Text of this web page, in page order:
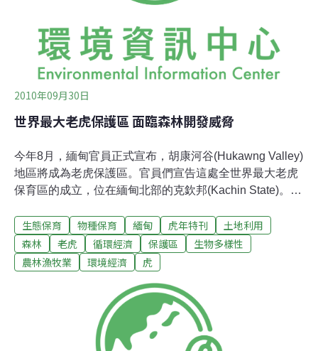
2010年09月30日
世界最大老虎保護區 面臨森林開發威脅
今年8月，緬甸官員正式宣布，胡康河谷(Hukawng Valley)
地區將成為老虎保護區。官員們宣告這處全世界最大老虎
保育區的成立，位在緬甸北部的克欽邦(Kachin State)。世
振奮，這片相當於佛蒙特州大小的保護區，裡面僅剩下
3200隻野生老虎。但不到一個月後，一份由克欽邦民間發
展組織發表的報告與影片顯示，緬甸最大的富豪從過去到
現在一直都在皆伐老虎保護區內的森林，拓殖糖與木薯作
物，並且種植白油桐作為生質燃料。這份名為《暴君、富
豪與老虎》的報告，由克欽發展網絡組織(KDNG)詳細的
描述了成群的推土機以及怪手如何夷平森林，破壞動物廊
道，只留下保護區的招牌。報告指出，「廣達20萬英畝的
生態保育 物種保育 緬甸 虎年特刊
土地利用
森林
老虎 循環經濟 保護區
生物多樣性
農林漁牧業
環境經濟 虎